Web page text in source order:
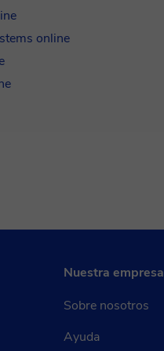
online
Nuestra empresa
Sobre nosotros
Ayuda